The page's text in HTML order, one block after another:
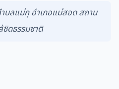
บลแม่กุ อำเภอแม่สอด สถาน
ดธรรมชาติ